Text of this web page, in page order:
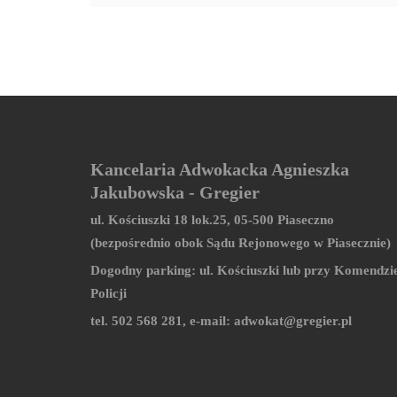
Kancelaria Adwokacka Agnieszka
Jakubowska - Gregier
ul. Kościuszki 18 lok.25, 05-500 Piaseczno
(bezpośrednio obok Sądu Rejonowego w Piasecznie)
Dogodny parking: ul. Kościuszki lub przy
Policji
tel. 502 568 281, e-mail: adwokat@gregier.pl